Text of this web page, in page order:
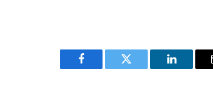
Facebook Twitter LinkedIn
AUGUST 2, 2026